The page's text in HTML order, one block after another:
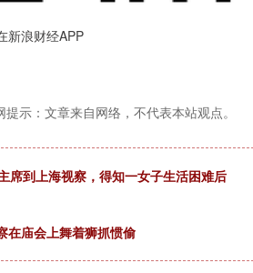
新浪财经APP
提示：文章来自网络，不代表本站观点。
席到上海视察，得知一女子生活困难后
在庙会上舞着狮抓惯偷